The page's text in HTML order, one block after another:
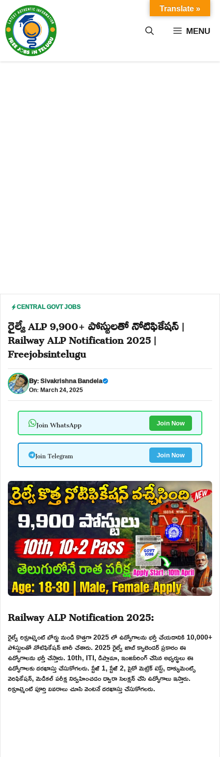
content MENU
CENTRAL GOVT JOBS
రైల్వే ALP 9,900+ పోస్టులతో నోటిఫికేషన్ |
Railway ALP Notification 2025 |
Freejobsintelugu
By:Sivakrishna Bandela
On: March 24, 2025
Join WhatsApp Join Now
Join Telegram Join Now
Railway ALP Notification 2025:
రైల్వే రిక్రూట్మెంట్ బోర్డు నుండి కొత్తగా 2025 లో ఉద్యోగాలను భర్తీ చేయడానికి 10,000+
పోస్టులతో నోటిఫికేషన్ జారీ చేశారు. 2025 రైల్వే జాబ్ క్యాలెండర్ ప్రకారం ఈ
ఉద్యోగాలను భర్తీ చేస్తారు. 10th, ITI, డిప్లొమా, ఇంజనీరింగ్ చేసిన అభ్యర్థులు ఈ
ఉద్యోగాలకు దరఖాస్తు చేసుకోగలరు. స్టేజ్ 1, స్టేజ్ 2, సైకో మెట్రిక్ టెస్ట్, డాక్యుమెంట్స్
వెరిఫికేషన్, మెడికల్ పరీక్ష నిర్వహించడం ద్వారా సెలక్షన్ చేసి ఉద్యోగాలు ఇస్తారు.
రిక్రూట్మెంట్ పూర్తి వివరాలు చూసి వెంటనే దరఖాస్తు చేసుకోగలరు.
Translate »